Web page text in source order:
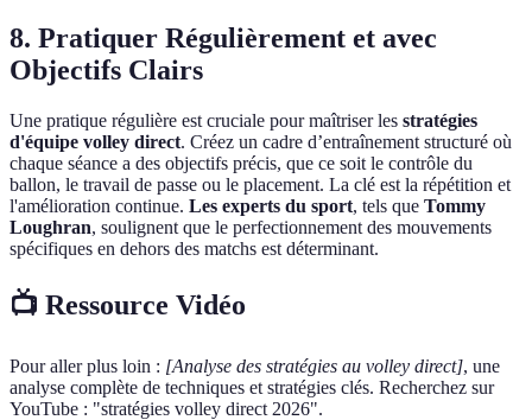
8. Pratiquer Régulièrement et avec
Objectifs Clairs
Une pratique régulière est cruciale pour maîtriser les stratégies
d'équipe volley direct. Créez un cadre d’entraînement structuré où
chaque séance a des objectifs précis, que ce soit le contrôle du
ballon, le travail de passe ou le placement. La clé est la répétition et
l'amélioration continue. Les experts du sport, tels que Tommy
Loughran, soulignent que le perfectionnement des mouvements
spécifiques en dehors des matchs est déterminant.
📺 Ressource Vidéo
Pour aller plus loin : [Analyse des stratégies au volley direct], une
analyse complète de techniques et stratégies clés. Recherchez sur
YouTube : "stratégies volley direct 2026".